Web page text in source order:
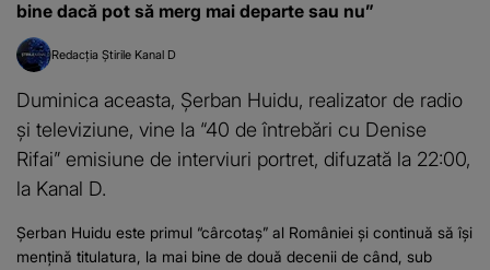
bine dacă pot să merg mai departe sau nu”
Redacția Știrile Kanal D
Duminica aceasta, Șerban Huidu, realizator de radio
și televiziune, vine la “40 de întrebări cu Denise
Rifai” emisiune de interviuri portret, difuzată la 22:00,
la Kanal D.
Șerban Huidu este primul “cârcotaș” al României și continuă să își
mențină titulatura, la mai bine de două decenii de când, sub